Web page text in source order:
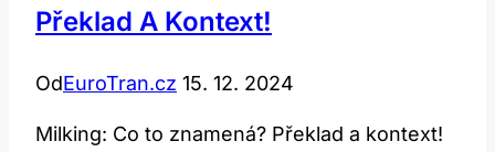
Překlad A Kontext!
OdEuroTran.cz 15. 12. 2024
Milking: Co to znamená? Překlad a kontext!